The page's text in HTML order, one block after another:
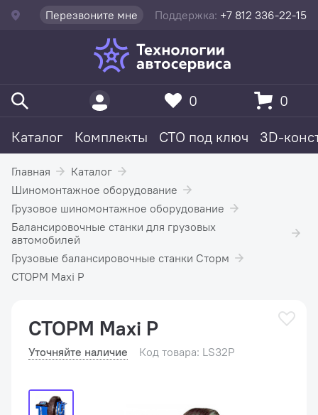
Перезвоните мне Поддержка: +7 812 336-22-15
Каталог Комплекты СТО под ключ 3D-
0 0
Главная
Каталог
Шиномонтажное оборудование
Грузовое шиномонтажное оборудование
Балансировочные станки для грузовых
автомобилей
Грузовые балансировочные станки Сторм
СТОРМ Maxi P
СТОРМ Maxi P
Уточняйте наличие Код товара: LS32P